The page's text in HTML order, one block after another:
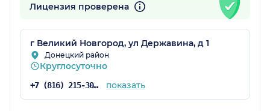
Лицензия проверена
г Великий Новгород, ул Державина, д 1
Донецкий район
Круглосуточно
+7 (816) 215-30-03 показать